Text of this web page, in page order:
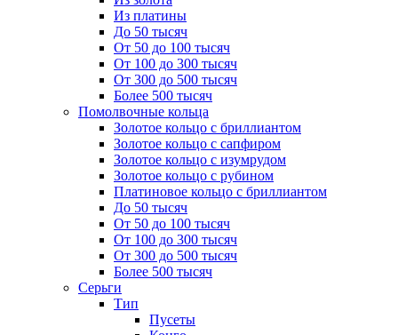
Из платины
До 50 тысяч
От 50 до 100 тысяч
От 100 до 300 тысяч
От 300 до 500 тысяч
Более 500 тысяч
Помолвочные кольца
Золотое кольцо с бриллиантом
Золотое кольцо с сапфиром
Золотое кольцо с изумрудом
Золотое кольцо с рубином
Платиновое кольцо с бриллиантом
До 50 тысяч
От 50 до 100 тысяч
От 100 до 300 тысяч
От 300 до 500 тысяч
Более 500 тысяч
Серьги
Тип
Пусеты